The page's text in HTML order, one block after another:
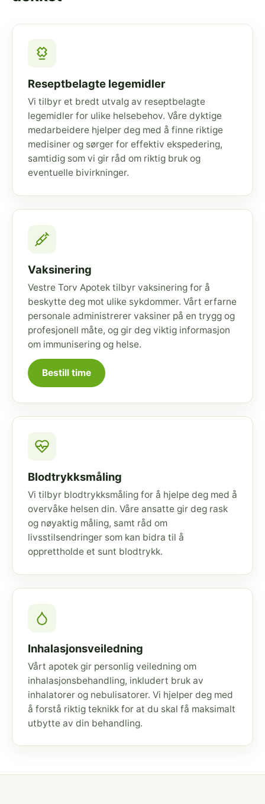
Reseptbelagte legemidler
Vi tilbyr et bredt utvalg av reseptbelagte
legemidler for ulike helsebehov. Våre dyktige
medarbeidere hjelper deg med å finne riktige
medisiner og sørger for effektiv ekspedering,
samtidig som vi gir råd om riktig bruk og
eventuelle bivirkninger.
Vaksinering
Vestre Torv Apotek tilbyr vaksinering for å
beskytte deg mot ulike sykdommer. Vårt erfarne
personale administrerer vaksiner på en trygg og
profesjonell måte, og gir deg viktig informasjon
om immunisering og helse.
Bestill time
Blodtrykksmåling
Vi tilbyr blodtrykksmåling for å hjelpe deg med å
overvåke helsen din. Våre ansatte gir deg rask
og nøyaktig måling, samt råd om
livsstilsendringer som kan bidra til å
opprettholde et sunt blodtrykk.
Inhalasjonsveiledning
Vårt apotek gir personlig veiledning om
inhalasjonsbehandling, inkludert bruk av
inhalatorer og nebulisatorer. Vi hjelper deg med
å forstå riktig teknikk for at du skal få maksimalt
utbytte av din behandling.